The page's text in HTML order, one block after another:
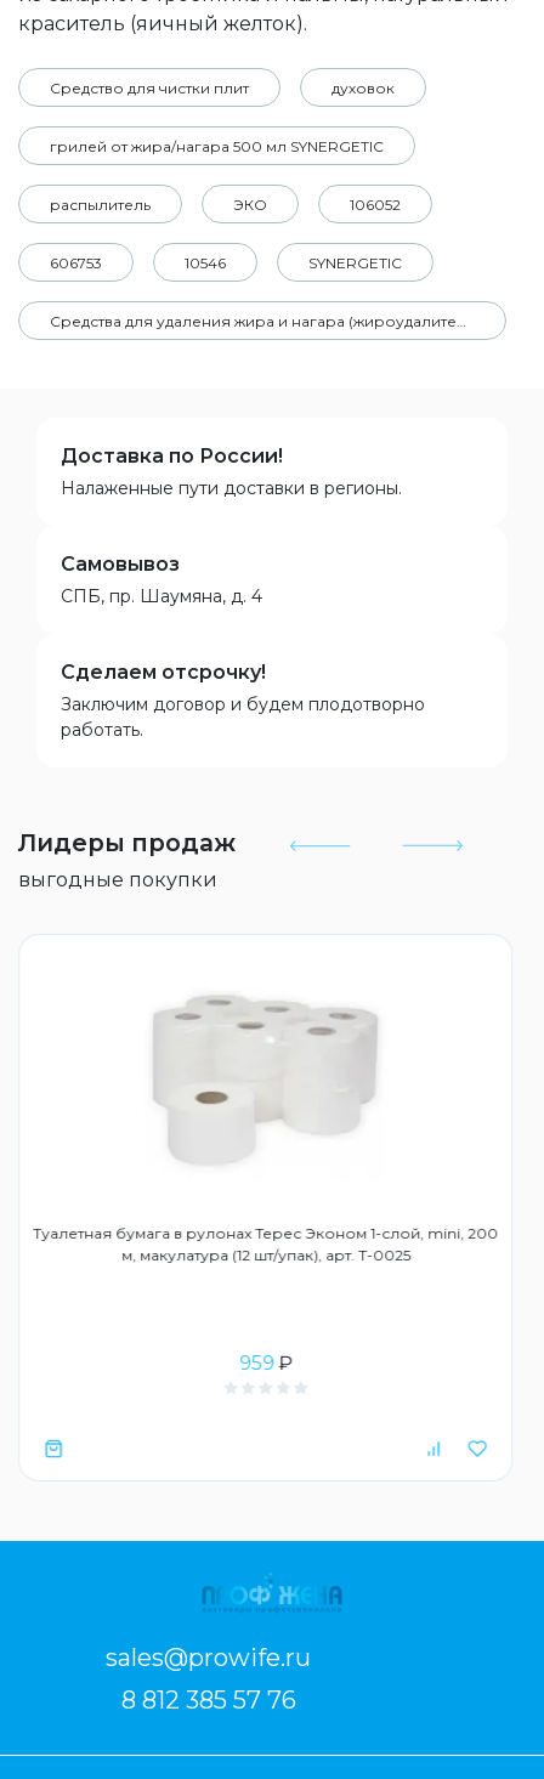
краситель (яичный желток).
Средство для чистки плит духовок
грилей от жира/нагара 500 мл SYNERGETIC
распылитель ЭКО 106052
606753 10546 SYNERGETIC
Средства для удаления жира и нагара (жироудалители)
Доставка по России!
Налаженные пути доставки в регионы.
Самовывоз
СПБ, пр. Шаумяна, д. 4
Сделаем отсрочку!
Заключим договор и будем плодотворно
работать.
Лидеры продаж
выгодные покупки
Туалетная бумага в рулонах Терес Эконом 1-слой, mini, 200
м, макулатура (12 шт/упак), арт. Т-0025
959₽
sales@prowife.ru
8 812 385 57 76